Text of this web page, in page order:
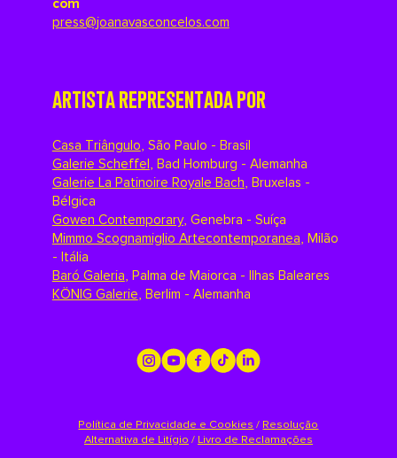
com
press@joanavasconcelos.com
ARTISTA REPRESENTADA POR
Casa Triângulo, São Paulo - Brasil
Galerie Scheffel, Bad Homburg - Alemanha
Galerie La Patinoire Royale Bach, Bruxelas -
Bélgica
Gowen Contemporary, Genebra - Suíça
Mimmo Scognamiglio Artecontemporanea, Milão
- Itália
Baró Galeria, Palma de Maiorca - Ilhas Baleares
KÖNIG Galerie, Berlim - Alemanha
Política de Privacidade e Cookies / Resolução
Alternativa de Litígio / Livro de Reclamações